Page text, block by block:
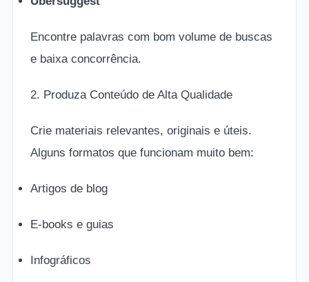
Encontre palavras com bom volume de buscas
e baixa concorrência.
2. Produza Conteúdo de Alta Qualidade
Crie materiais relevantes, originais e úteis.
Alguns formatos que funcionam muito bem:
Artigos de blog
E-books e guias
Infográficos